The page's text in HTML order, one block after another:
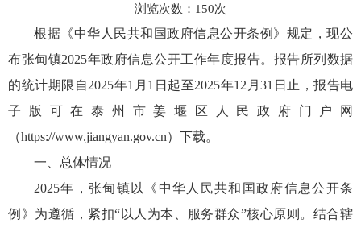
浏览次数： 150次
根据《中华人民共和国政府信息公开条例》规定，现公
布张甸镇2025年政府信息公开工作年度报告。报告所列数据
的统计期限自2025年1月1日起至2025年12月31日止，报告电
子版可在泰州市姜堰区人民政府门户网
（https://www.jiangyan.gov.cn）下载。
一、总体情况
2025年，张甸镇以《中华人民共和国政府信息公开条
例》为遵循，紧扣“以人为本、服务群众”核心原则。结合辖